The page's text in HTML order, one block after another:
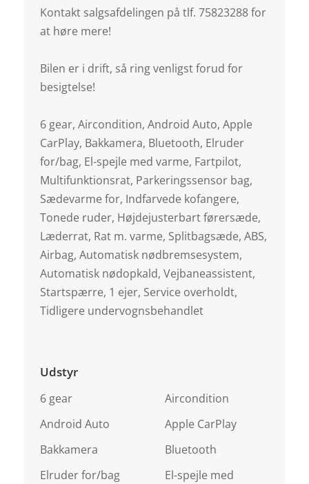
Kontakt salgsafdelingen på tlf. 75823288 for
at høre mere!
Bilen er i drift, så ring venligst forud for
besigtelse!
6 gear, Aircondition, Android Auto, Apple
CarPlay, Bakkamera, Bluetooth, Elruder
for/bag, El-spejle med varme, Fartpilot,
Multifunktionsrat, Parkeringssensor bag,
Sædevarme for, Indfarvede kofangere,
Tonede ruder, Højdejusterbart førersæde,
Læderrat, Rat m. varme, Splitbagsæde, ABS,
Airbag, Automatisk nødbremsesystem,
Automatisk nødopkald, Vejbaneassistent,
Startspærre, 1 ejer, Service overholdt,
Tidligere undervognsbehandlet
Udstyr
6 gear
Aircondition
Android Auto
Apple CarPlay
Bakkamera
Bluetooth
Elruder for/bag
El-spejle med